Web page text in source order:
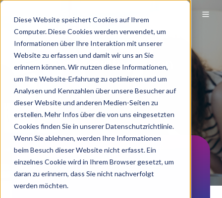
Diese Website speichert Cookies auf Ihrem
Computer. Diese Cookies werden verwendet, um
Informationen über Ihre Interaktion mit unserer
Website zu erfassen und damit wir uns an Sie
erinnern können. Wir nutzen diese Informationen,
um Ihre Website-Erfahrung zu optimieren und um
Analysen und Kennzahlen über unsere Besucher auf
dieser Website und anderen Medien-Seiten zu
erstellen. Mehr Infos über die von uns eingesetzten
Cookies finden Sie in unserer Datenschutzrichtlinie.
Wenn Sie ablehnen, werden Ihre Informationen
beim Besuch dieser Website nicht erfasst. Ein
einzelnes Cookie wird in Ihrem Browser gesetzt, um
daran zu erinnern, dass Sie nicht nachverfolgt
werden möchten.
Fachinformatiker/in
Systemintegration
3 Jahre Startdatum 2025
IHK Abschluss